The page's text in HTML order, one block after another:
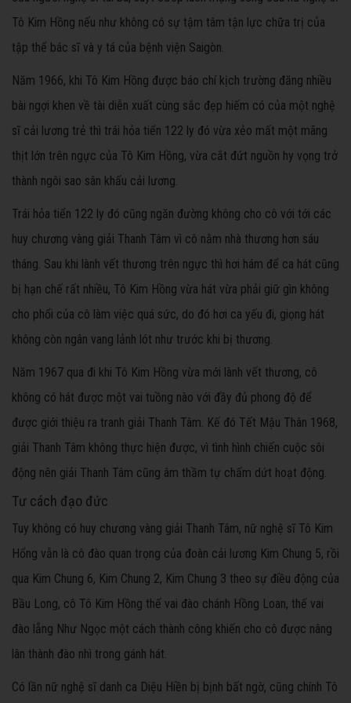
Tô Kim Hồng nếu như không có sự tậm tâm tận lực chữa trị của
tập thể bác sĩ và y tá của bệnh viện Saigòn.
Năm 1966, khi Tô Kim Hồng được báo chí kịch trường đăng nhiều
bài ngợi khen về tài diễn xuất cùng sắc đẹp hiếm có của một nghệ
sĩ cải lương trẻ thì trái hỏa tiển 122 ly đó vừa xẻo mất một mãng
thịt lớn trên ngực của Tô Kim Hồng, vừa cắt đứt nguồn hy vọng trở
thành ngôi sao sân khấu cải lương.
Trái hỏa tiển 122 ly đó cũng ngăn đường không cho cô với tới các
huy chương vàng giải Thanh Tâm vì cô nằm nhà thương hơn sáu
tháng. Sau khi lành vết thương trên ngực thì hơi hám để ca hát cũng
bị hạn chế rất nhiều, Tô Kim Hồng vừa hát vừa phải giữ gìn không
cho phổi của cô làm việc quá sức, do đó hơi ca yếu đi, giọng hát
không còn ngân vang lảnh lót như trước khi bị thương.
Năm 1967 qua đi khi Tô Kim Hồng vừa mới lành vết thương, cô
không có hát được một vai tuồng nào với đầy đủ phong độ để
được giới thiệu ra tranh giải Thanh Tâm. Kế đó Tết Mậu Thân 1968,
giải Thanh Tâm không thực hiện được, vì tình hình chiến cuộc sôi
động nên giải Thanh Tâm cũng âm thầm tự chấm dứt hoạt động.
Tư cách đạo đức
Tuy không có huy chương vàng giải Thanh Tâm, nữ nghệ sĩ Tô Kim
Hổng vẫn là cô đào quan trọng của đoàn cải lương Kim Chung 5, rồi
qua Kim Chung 6, Kim Chung 2, Kim Chung 3 theo sự điều động của
Bầu Long, cô Tô Kim Hồng thế vai đào chánh Hồng Loan, thế vai
đào lẵng Như Ngọc một cách thành công khiến cho cô được nâng
lân thành đào nhì trong gánh hát.
Có lần nữ nghệ sĩ danh ca Diệu Hiền bị bịnh bất ngờ, cũng chính Tô